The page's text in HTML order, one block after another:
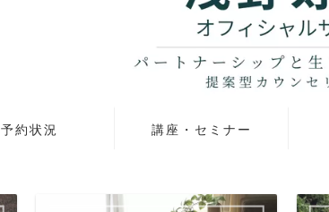
予約状況 講座・セミナー